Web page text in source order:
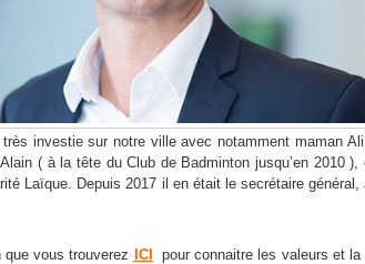
investie sur notre ville avec notamment maman
( à la tête du Club de Badminton jusqu’en 2010
Laïque. Depuis 2017 il en était le secrétaire
que vous trouverez ICI
pour connaitre les valeurs et